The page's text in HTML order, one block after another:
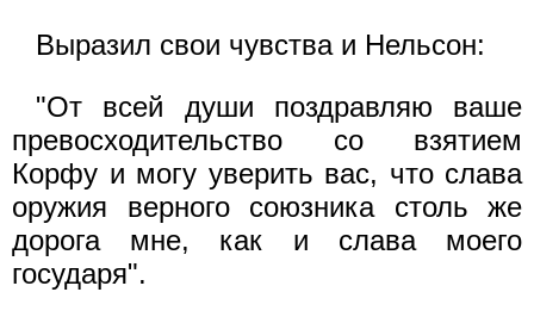
Выразил свои чувства и Нельсон:
"От всей души поздравляю ваше
превосходительство со взятием
Корфу и могу уверить вас, что слава
оружия верного союзника столь же
дорога мне, как и слава моего
государя".